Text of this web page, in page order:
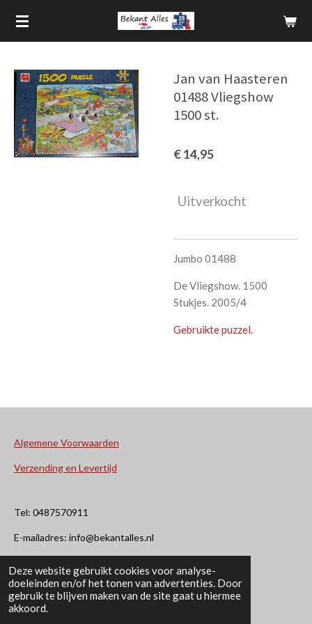
Deze website gebruikt cookies voor analyse-
doeleinden en/of het tonen van advertenties. Door
gebruik te blijven maken van de site gaat u hiermee
akkoord.
Ga
direct
hoofdinhoud
Jan van Haasteren
01488 Vliegshow
1500 st.
€ 14,95
Uitverkocht
Jumbo 01488
De Vliegshow. 1500
Stukjes. 2005/4
Gebruikte puzzel.
Algemene Voorwaarden
Verzending en Levertijd
Tel: 0487570911
E-mailadres: info@bekantalles.nl
Rooysestraat 4
6621AM Dreumel